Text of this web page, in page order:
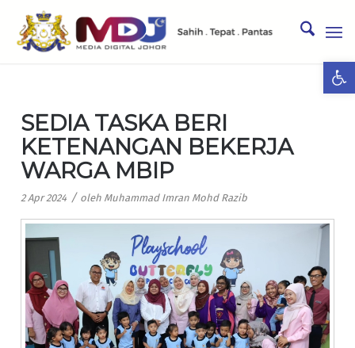
SEDIA TASKA BERI
KETENANGAN BEKERJA
WARGA MBIP
2 Apr 2024 / oleh Muhammad Imran Mohd Razib